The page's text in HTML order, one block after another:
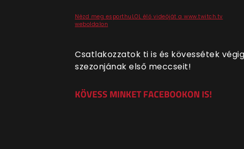
Nézd meg esporthuLOL élő videóját a www.twitch.tv
weboldalon
Csatlakozzatok ti is és kövessétek
szezonjának első meccseit!
KÖVESS MINKET FACEBOOKON IS!